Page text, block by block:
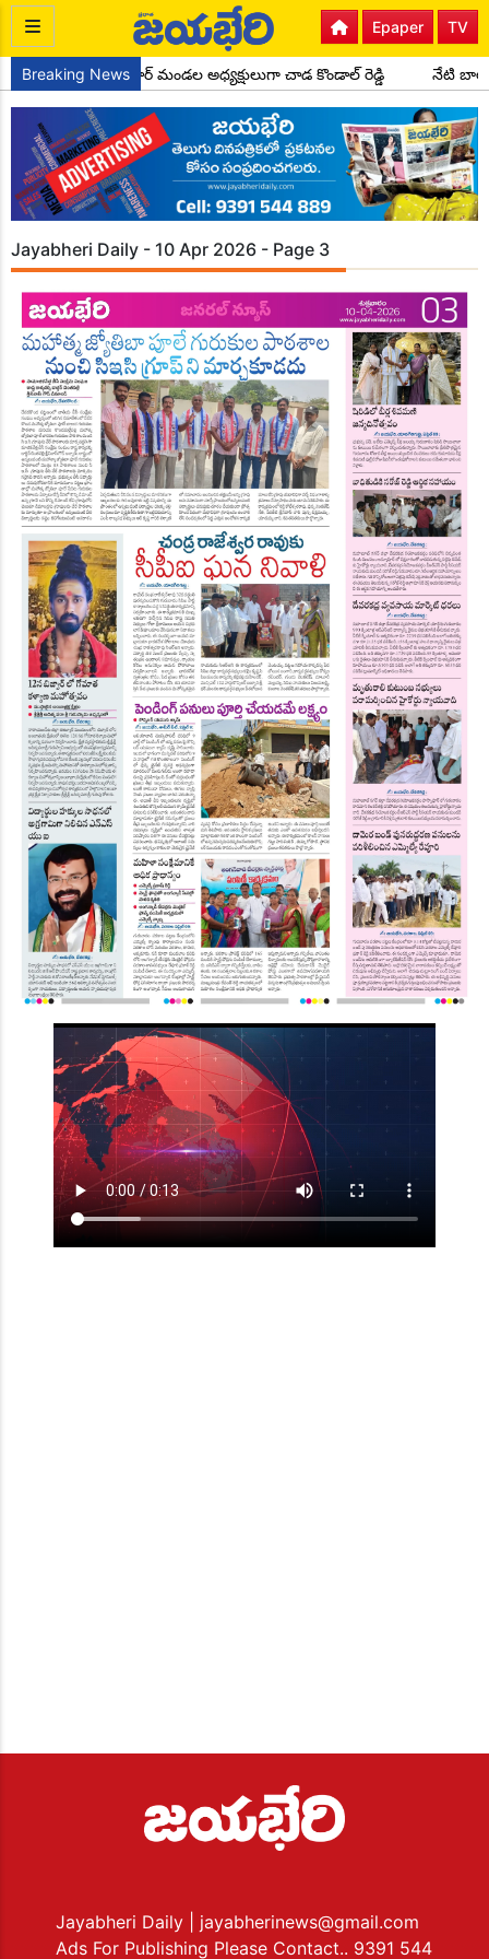
TV
Epaper
Breaking News
కాంగ్రెస్ పార్టీ సైదాపూర్ మండల అధ్యక్షులుగా చాడ కొండాల్ రెడ్డి నేటి
Jayabheri Daily - 10 Apr 2026 - Page 3
Jayabheri Daily
| jayabherinews@gmail.com
Ads For Publishing Please Contact.. 9391 544